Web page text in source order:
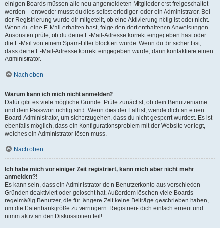
einigen Boards müssen alle neu angemeldeten Mitglieder erst freigeschaltet
werden – entweder musst du dies selbst erledigen oder ein Administrator. Bei
der Registrierung wurde dir mitgeteilt, ob eine Aktivierung nötig ist oder nicht.
Wenn du eine E-Mail erhalten hast, folge den dort enthaltenen Anweisungen.
Ansonsten prüfe, ob du deine E-Mail-Adresse korrekt eingegeben hast oder
die E-Mail von einem Spam-Filter blockiert wurde. Wenn du dir sicher bist,
dass deine E-Mail-Adresse korrekt eingegeben wurde, dann kontaktiere einen
Administrator.
Nach oben
Warum kann ich mich nicht anmelden?
Dafür gibt es viele mögliche Gründe. Prüfe zunächst, ob dein Benutzername
und dein Passwort richtig sind. Wenn dies der Fall ist, wende dich an einen
Board-Administrator, um sicherzugehen, dass du nicht gesperrt wurdest. Es ist
ebenfalls möglich, dass ein Konfigurationsproblem mit der Website vorliegt,
welches ein Administrator lösen muss.
Nach oben
Ich habe mich vor einiger Zeit registriert, kann mich aber nicht mehr
anmelden?!
Es kann sein, dass ein Administrator dein Benutzerkonto aus verschieden
Gründen deaktiviert oder gelöscht hat. Außerdem löschen viele Boards
regelmäßig Benutzer, die für längere Zeit keine Beiträge geschrieben haben,
um die Datenbankgröße zu verringern. Registriere dich einfach erneut und
nimm aktiv an den Diskussionen teil!